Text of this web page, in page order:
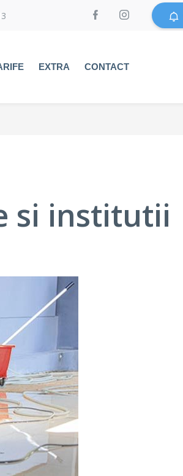
EXTRA CONTACT
si institutii